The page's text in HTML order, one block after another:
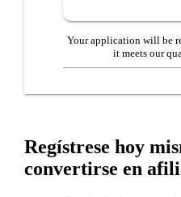
Your application will be
it meets our
Regístrese hoy
convertirse en